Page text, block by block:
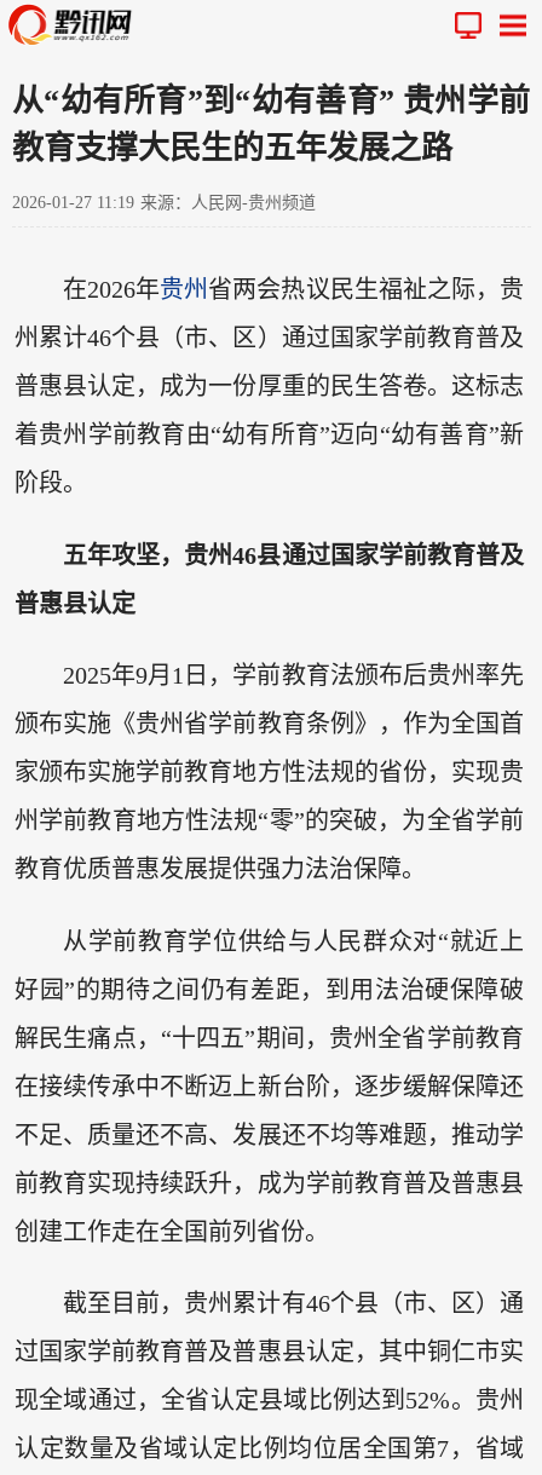
从“幼有所育”到“幼有善育” 贵州学前
教育支撑大民生的五年发展之路
2026-01-27 11:19 来源：人民网-贵州频道
在2026年贵州 省两会热议民生福祉之际，贵
州累计46个县（市、区）通过国家学前教育普及
普惠县认定，成为一份厚重的民生答卷。这标志
着贵州学前教育由“幼有所育”迈向“幼有善育”新
阶段。
五年攻坚，贵州46县通过国家学前教育普及
普惠县认定
2025年9月1日，学前教育法颁布后贵州率先
颁布实施《贵州省学前教育条例》，作为全国首
家颁布实施学前教育地方性法规的省份，实现贵
州学前教育地方性法规“零”的突破，为全省学前
教育优质普惠发展提供强力法治保障。
从学前教育学位供给与人民群众对“就近上
好园”的期待之间仍有差距，到用法治硬保障破
解民生痛点，“十四五”期间，贵州全省学前教育
在接续传承中不断迈上新台阶，逐步缓解保障还
不足、质量还不高、发展还不均等难题，推动学
前教育实现持续跃升，成为学前教育普及普惠县
创建工作走在全国前列省份。
截至目前，贵州累计有46个县（市、区）通
过国家学前教育普及普惠县认定，其中铜仁市实
现全域通过，全省认定县域比例达到52%。贵州
认定数量及省域认定比例均位居全国第7，省域